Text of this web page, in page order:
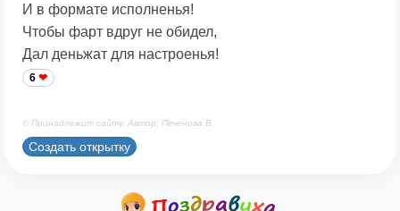
И в формате исполненья!
Чтобы фарт вдруг не обидел,
Дал деньжат для настроенья!
6
© Принадлежит сайту. Автор: Печенова В.
Создать открытку